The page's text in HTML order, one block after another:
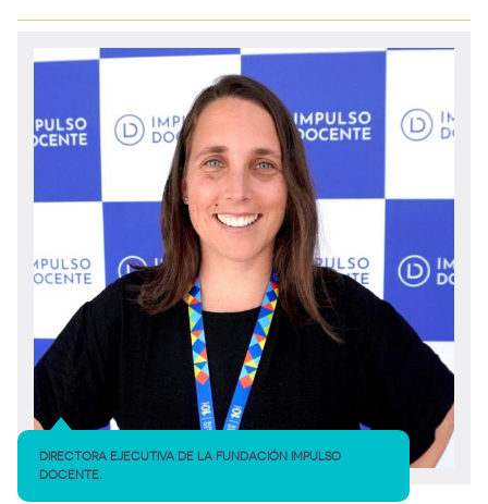
entrar
mi
cuenta
DIRECTORA EJECUTIVA DE LA FUNDACIÓN IMPULSO
DOCENTE.